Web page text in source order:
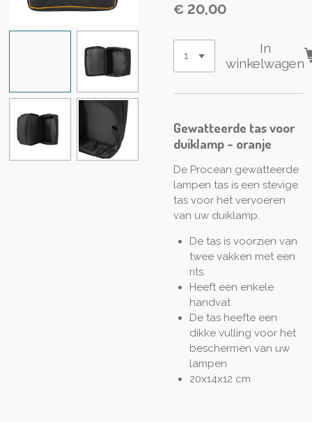
€ 20,00
In
winkelwagen
Gewatteerde tas voor
duiklamp - oranje
De Procean gewatteerde
lampen tas is een stevige
tas voor het vervoeren
van uw duiklamp.
De tas is voorzien van
twee vakken met een
rits.
Heeft een enkele
handvat
De tas heefte een
dikke vulling voor het
beschermen van uw
lampen
20x14x12 cm